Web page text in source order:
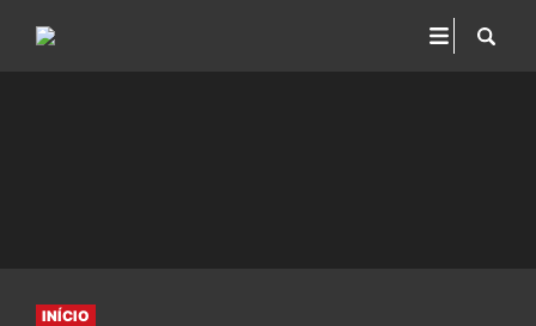
INÍCIO